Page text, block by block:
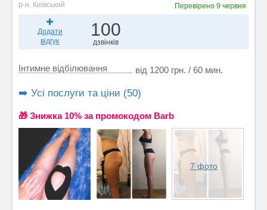
р-н. Київський Перевірено 9 червня
Додати
відгук
100
дзвінків
Інтимне відбілювання від 1200 грн. / 60 мин.
➡️ Усі послуги та ціни (50)
🎁 Знижка 10% за промокодом Barb
7 фото